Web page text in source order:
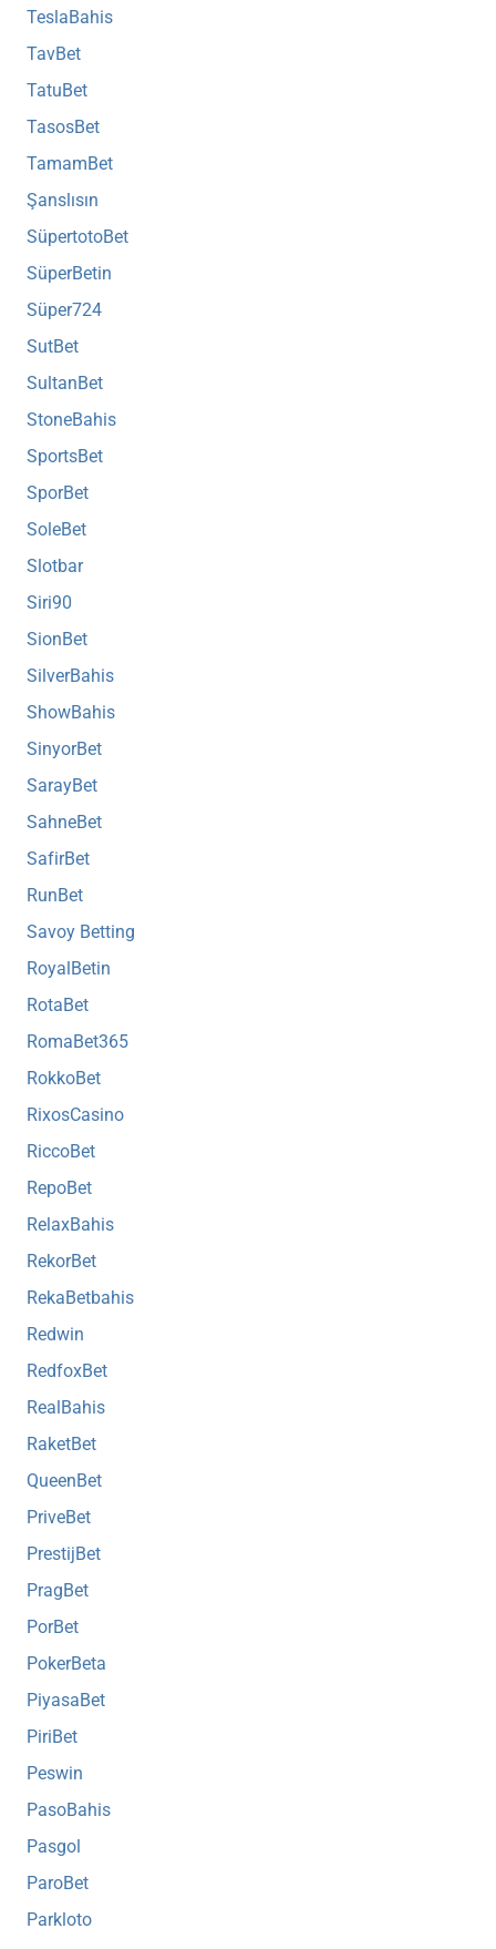
TeslaBahis
TavBet
TatuBet
TasosBet
TamamBet
Şanslısın
SüpertotoBet
SüperBetin
Süper724
SutBet
SultanBet
StoneBahis
SportsBet
SporBet
SoleBet
Slotbar
Siri90
SionBet
SilverBahis
ShowBahis
SinyorBet
SarayBet
SahneBet
SafirBet
RunBet
Savoy Betting
RoyalBetin
RotaBet
RomaBet365
RokkoBet
RixosCasino
RiccoBet
RepoBet
RelaxBahis
RekorBet
RekaBetbahis
Redwin
RedfoxBet
RealBahis
RaketBet
QueenBet
PriveBet
PrestijBet
PragBet
PorBet
PokerBeta
PiyasaBet
PiriBet
Peswin
PasoBahis
Pasgol
ParoBet
Parkloto